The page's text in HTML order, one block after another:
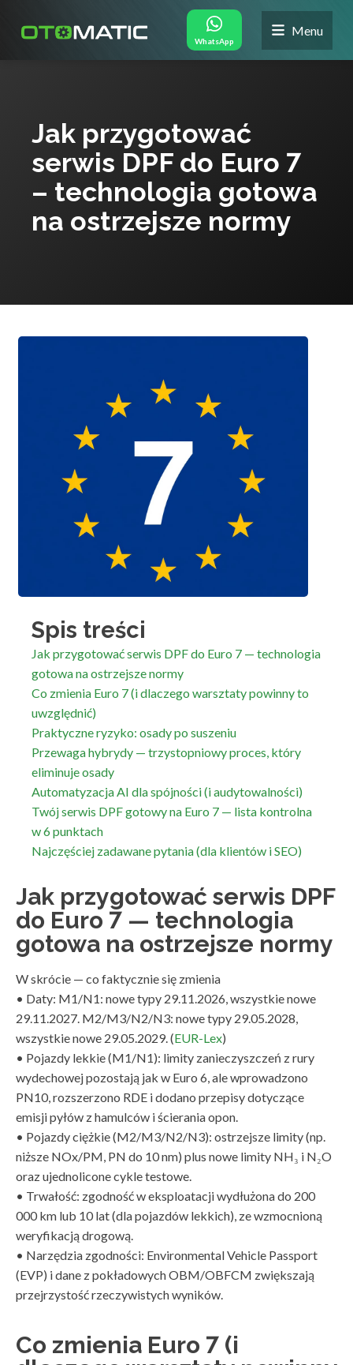
WhatsApp
Menu
Jak przygotować
serwis DPF do Euro 7
– technologia gotowa
na ostrzejsze normy
Spis treści
Jak przygotować serwis DPF do Euro 7 — technologia
gotowa na ostrzejsze normy
Co zmienia Euro 7 (i dlaczego warsztaty powinny to
uwzględnić)
Praktyczne ryzyko: osady po suszeniu
Przewaga hybrydy — trzystopniowy proces, który
eliminuje osady
Automatyzacja AI dla spójności (i audytowalności)
Twój serwis DPF gotowy na Euro 7 — lista kontrolna
w 6 punktach
Najczęściej zadawane pytania (dla klientów i SEO)
Jak przygotować serwis DPF
do Euro 7 — technologia
gotowa na ostrzejsze normy
W skrócie — co faktycznie się zmienia
• Daty: M1/N1: nowe typy 29.11.2026, wszystkie nowe
29.11.2027. M2/M3/N2/N3: nowe typy 29.05.2028,
wszystkie nowe 29.05.2029. (EUR-Lex)
• Pojazdy lekkie (M1/N1): limity zanieczyszczeń z rury
wydechowej pozostają jak w Euro 6, ale wprowadzono
PN10, rozszerzono RDE i dodano przepisy dotyczące
emisji pyłów z hamulców i ścierania opon.
• Pojazdy ciężkie (M2/M3/N2/N3): ostrzejsze limity (np.
niższe NOx/PM, PN do 10 nm) plus nowe limity NH₃ i N₂O
oraz ujednolicone cykle testowe.
• Trwałość: zgodność w eksploatacji wydłużona do 200
000 km lub 10 lat (dla pojazdów lekkich), ze wzmocnioną
weryfikacją drogową.
• Narzędzia zgodności: Environmental Vehicle Passport
(EVP) i dane z pokładowych OBM/OBFCM zwiększają
przejrzystość rzeczywistych wyników.
Co zmienia Euro 7 (i